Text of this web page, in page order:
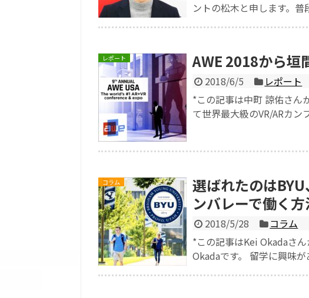
ントの松木と申します。
レポート AWE 2018から垣
2018/6/5
レポート
*この記事は中町 諒佑さん
て世界最大級のVR/ARカン
コラム
選ばれたのは
ンバレーで働く
2018/5/28
コラム
*この記事はKei Okadaさ
Okadaです。 留学に興味